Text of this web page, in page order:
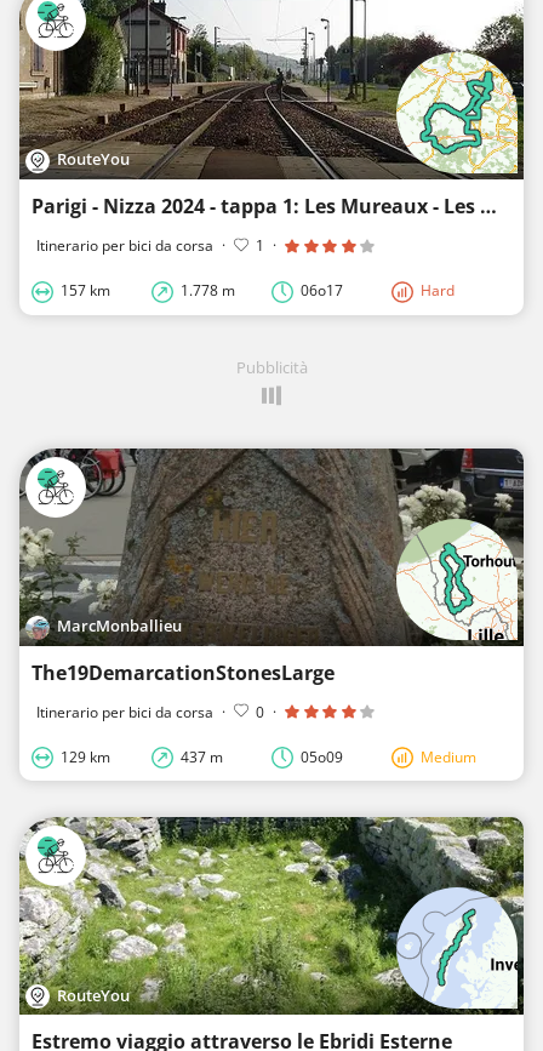
RouteYou
Parigi - Nizza 2024 - tappa 1: Les Mureaux - Les Mureaux
Itinerario per bici da corsa · 1 ·
157 km 1.778 m 06o17 Hard
Pubblicità
MarcMonballieu
The19DemarcationStonesLarge
Itinerario per bici da corsa · 0 ·
129 km 437 m 05o09 Medium
RouteYou
Estremo viaggio attraverso le Ebridi Esterne